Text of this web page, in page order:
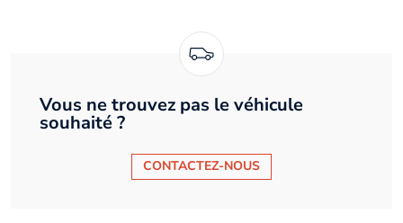
Vous ne trouvez pas le véhicule
souhaité ?
CONTACTEZ-NOUS